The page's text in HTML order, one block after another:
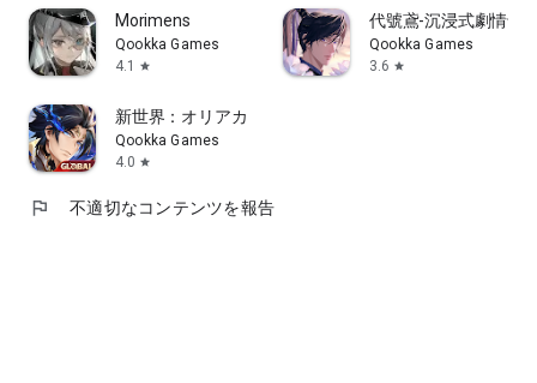
◆ユーザーサポート
OrientArcadia.jp@qookkagames.com
Morimens
Qookka Games
4.1
star
代號鳶-沉浸式劇情卡
Qookka Games
3.6 star
新世界：オリアカ
Qookka Games
4.0 star
flag 不適切なコンテンツを報告